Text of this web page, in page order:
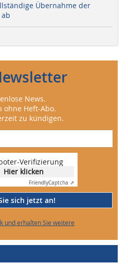
Übernahme der
News.
ohne Heft-Abo.
zu kündigen.
Verifizierung
Hier klicken
FriendlyCaptcha ⇗
sich jetzt an!
und erhalten Sie weitere